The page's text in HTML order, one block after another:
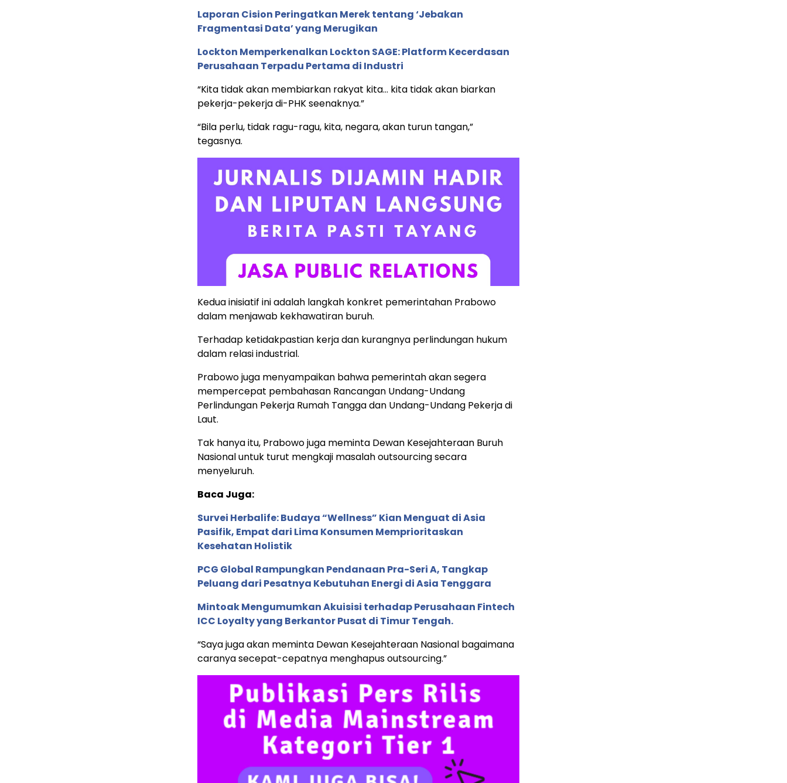
Laporan Cision Peringatkan Merek tentang ‘Jebakan
Fragmentasi Data’ yang Merugikan
Lockton Memperkenalkan Lockton SAGE: Platform Kecerdasan
Perusahaan Terpadu Pertama di Industri
“Kita tidak akan membiarkan rakyat kita… kita tidak akan biarkan
pekerja-pekerja di-PHK seenaknya.”
“Bila perlu, tidak ragu-ragu, kita, negara, akan turun tangan,”
tegasnya.
Kedua inisiatif ini adalah langkah konkret pemerintahan Prabowo
dalam menjawab kekhawatiran buruh.
Terhadap ketidakpastian kerja dan kurangnya perlindungan hukum
dalam relasi industrial.
Prabowo juga menyampaikan bahwa pemerintah akan segera
mempercepat pembahasan Rancangan Undang-Undang
Perlindungan Pekerja Rumah Tangga dan Undang-Undang Pekerja di
Laut.
Tak hanya itu, Prabowo juga meminta Dewan Kesejahteraan Buruh
Nasional untuk turut mengkaji masalah outsourcing secara
menyeluruh.
Baca Juga:
Survei Herbalife: Budaya “Wellness” Kian Menguat di Asia
Pasifik, Empat dari Lima Konsumen Memprioritaskan
Kesehatan Holistik
PCG Global Rampungkan Pendanaan Pra-Seri A, Tangkap
Peluang dari Pesatnya Kebutuhan Energi di Asia Tenggara
Mintoak Mengumumkan Akuisisi terhadap Perusahaan Fintech
ICC Loyalty yang Berkantor Pusat di Timur Tengah.
“Saya juga akan meminta Dewan Kesejahteraan Nasional bagaimana
caranya secepat-cepatnya menghapus outsourcing.”